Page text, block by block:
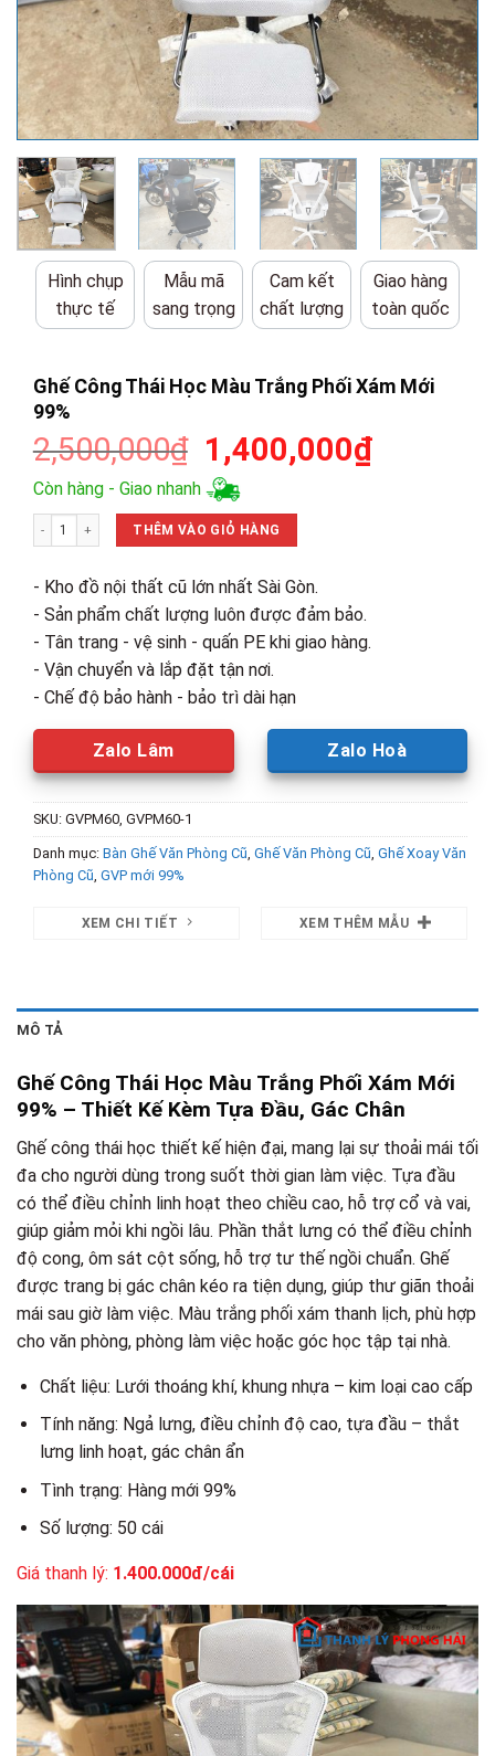
Hình chụp
thực tế
Mẫu mã
sang trọng
Cam kết
chất lượng
Giao hàng
toàn quốc
Ghế Công Thái Học Màu Trắng Phối Xám Mới
99%
2,500,000₫ Giá
gốc
là:
2,500,000₫.
1,400,000₫Giá
Còn hàng - Giao nhanh
Ghế Công Thái Học Màu Trắng Phối Xám Mới 99% số lượng
THÊM VÀO GIỎ HÀNG
- Kho đồ nội thất cũ lớn nhất Sài Gòn.
- Sản phẩm chất lượng luôn được đảm bảo.
- Tân trang - vệ sinh - quấn PE khi giao hàng.
- Vận chuyển và lắp đặt tận nơi.
- Chế độ bảo hành - bảo trì dài hạn
Zalo Lâm Zalo Hoà
SKU: GVPM60, GVPM60-1
Danh mục: Bàn Ghế Văn Phòng Cũ, Ghế Văn Phòng Cũ, Ghế Xoay Văn
Phòng Cũ, GVP mới 99%
XEM CHI TIẾT XEM THÊM MẪU
MÔ TẢ
Ghế Công Thái Học Màu Trắng Phối Xám Mới
99% – Thiết Kế Kèm Tựa Đầu, Gác Chân
Ghế công thái học thiết kế hiện đại, mang lại sự thoải mái tối
đa cho người dùng trong suốt thời gian làm việc. Tựa đầu
có thể điều chỉnh linh hoạt theo chiều cao, hỗ trợ cổ và vai,
giúp giảm mỏi khi ngồi lâu. Phần thắt lưng có thể điều chỉnh
độ cong, ôm sát cột sống, hỗ trợ tư thế ngồi chuẩn. Ghế
được trang bị gác chân kéo ra tiện dụng, giúp thư giãn thoải
mái sau giờ làm việc. Màu trắng phối xám thanh lịch, phù hợp
cho văn phòng, phòng làm việc hoặc góc học tập tại nhà.
Chất liệu: Lưới thoáng khí, khung nhựa – kim loại cao cấp
Tính năng: Ngả lưng, điều chỉnh độ cao, tựa đầu – thắt
lưng linh hoạt, gác chân ẩn
Tình trạng: Hàng mới 99%
Số lượng: 50 cái
Giá thanh lý: 1.400.000đ/cái